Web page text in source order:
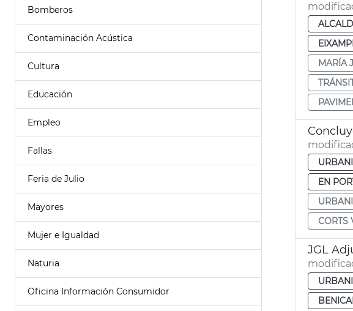
Bomberos
Contaminación Acústica
Cultura
Educación
Empleo
Fallas
Feria de Julio
Mayores
Mujer e Igualdad
Naturia
Oficina Información Consumidor
MARÍA
EN
CORTS
JGL